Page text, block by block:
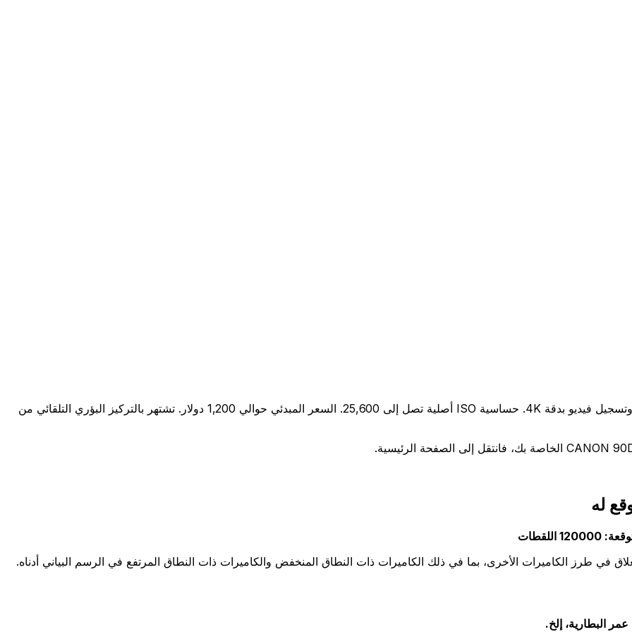
كاميرا SLR رقمية مزودة بمستشعر APS-C بدقة 32.5 ميجابكسل وتسجيل فيديو بدقة 4K. حساسية ISO أصلية تصل إلى 25,600. السعر المبدئي حوالي 1,200 دولار. تشتهر بالتركيز البؤري التلقائي من
في طرز الكاميرات الأخرى، بما في ذلك الكاميرات ذات النطاق المنخفض والكاميرات ذات النطاق المرتفع في الرسم البياني أدناه.